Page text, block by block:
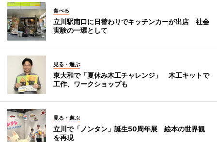
食べる
立川駅南口に日替わりでキッチンカーが出店 社会
実験の一環として
見る・遊ぶ
東大和で「夏休み木工チャレンジ」 木工キットで
工作、ワークショップも
見る・遊ぶ
立川で「ノンタン」誕生50周年展 絵本の世界観
を再現